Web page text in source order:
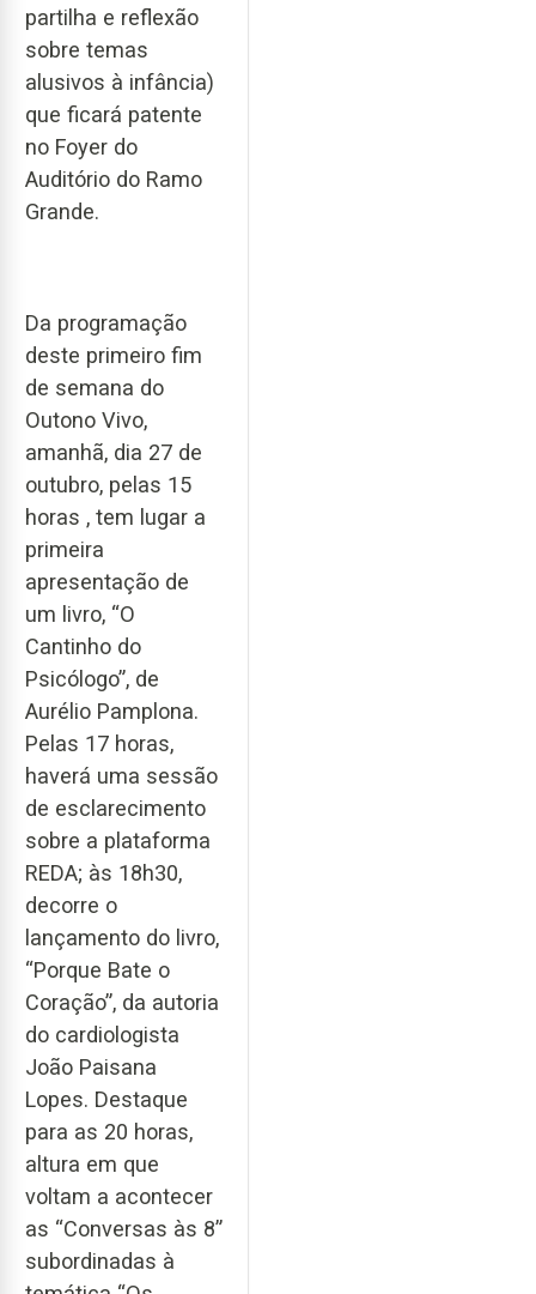
partilha e reflexão
sobre temas
alusivos à infância)
que ficará patente
no Foyer do
Auditório do Ramo
Grande.
Da programação
deste primeiro fim
de semana do
Outono Vivo,
amanhã, dia 27 de
outubro, pelas 15
horas , tem lugar a
primeira
apresentação de
um livro, “O
Cantinho do
Psicólogo”, de
Aurélio Pamplona.
Pelas 17 horas,
haverá uma sessão
de esclarecimento
sobre a plataforma
REDA; às 18h30,
decorre o
lançamento do livro,
“Porque Bate o
Coração”, da autoria
do cardiologista
João Paisana
Lopes. Destaque
para as 20 horas,
altura em que
voltam a acontecer
as “Conversas às 8”
subordinadas à